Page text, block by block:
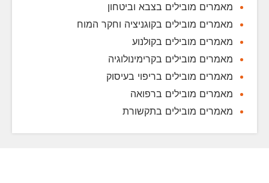
מאמרים מובילים בצבא וביטחון
מאמרים מובילים בקוגניציה וחקר המוח
מאמרים מובילים בקולנוע
מאמרים מובילים בקרימינולוגיה
מאמרים מובילים בריפוי בעיסוק
מאמרים מובילים ברפואה
מאמרים מובילים בתקשורת